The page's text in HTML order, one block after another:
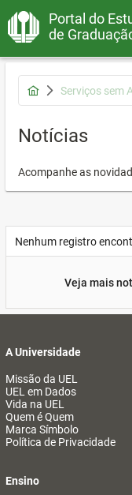
Portal do
de
Serviços sem
Notícias
Acompanhe as
Nenhum registro
Veja mais
A Universidade
Missão da UEL
UEL em Dados
Vida na UEL
Quem é Quem
Marca Símbolo
Política de Privacidade
Ensino